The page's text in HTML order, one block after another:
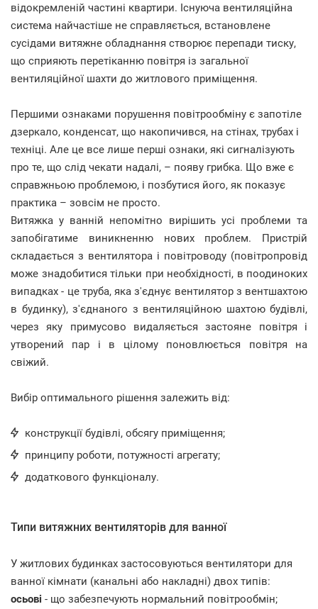
відокремленій частині квартири. Існуюча вентиляційна
система найчастіше не справляється, встановлене
сусідами витяжне обладнання створює перепади тиску,
що сприяють перетіканню повітря із загальної
вентиляційної шахти до житлового приміщення.
Першими ознаками порушення повітрообміну є запотіле
дзеркало, конденсат, що накопичився, на стінах, трубах і
техніці. Але це все лише перші ознаки, які сигналізують
про те, що слід чекати надалі, – появу грибка. Що вже є
справжньою проблемою, і позбутися його, як показує
практика – зовсім не просто.
Витяжка у ванній непомітно вирішить усі проблеми та
запобігатиме виникненню нових проблем. Пристрій
складається з вентилятора і повітроводу (повітропровід
може знадобитися тільки при необхідності, в поодиноких
випадках - це труба, яка з'єднує вентилятор з вентшахтою
в будинку), з'єднаного з вентиляційною шахтою будівлі,
через яку примусово видаляється застояне повітря і
утворений пар і в цілому поновлюється повітря на
свіжий.
Вибір оптимального рішення залежить від:
конструкції будівлі, обсягу приміщення;
принципу роботи, потужності агрегату;
додаткового функціоналу.
Типи витяжних вентиляторів для ванної
У житлових будинках застосовуються вентилятори для
ванної кімнати (канальні або накладні) двох типів:
осьові - що забезпечують нормальний повітрообмін;